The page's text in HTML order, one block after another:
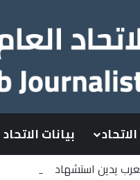
بيانات الاتحاد
يدين استشهاد